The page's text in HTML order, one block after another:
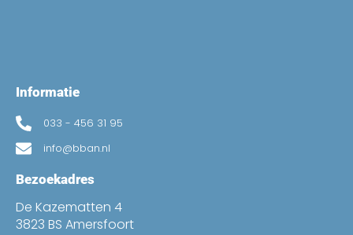
Informatie
033 - 456 31 95
info@bban.nl
Bezoekadres
De Kazematten 4
3823 BS Amersfoort